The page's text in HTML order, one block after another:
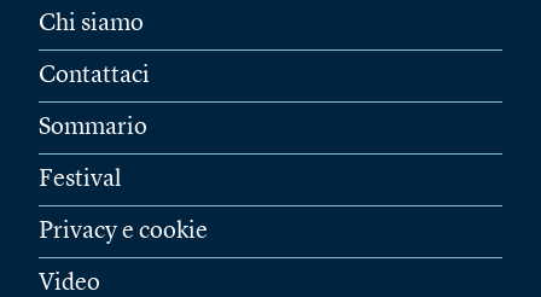
Chi siamo
Contattaci
Sommario
Festival
Privacy e cookie
Video